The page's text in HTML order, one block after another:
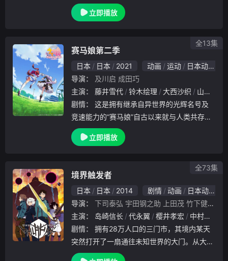
现在不知为何不去上学了。而且，每天晚上都
睡不着觉。有一天，小光第一次在夜里没告诉
立即播放
赛马娘第二季
日本 日本 2021 动画 运动
日本动漫
导演：
及川启 成田巧
主演：
藤井雪代 铃木绘理 大西沙织
山本希望
剧情：
竞速能力的“赛马娘”自古以来就与人类共存的
世界的故事。从乡下转学到都市的特雷森学园
的jijikB.com赛马娘·特别周，和同班同学们一
立即播放
全13集
境界触发者
日本 日本 2014 剧情 动画
日本动漫
导演：
下司泰弘 宇田钢之助 上田茂 竹下健一
主演：
岛崎信长 代永翼 樱井孝宏 中村悠一
剧情：
突然打开了一扇通往未知世界的大门。从大门
的另一端，被称为“近界民”的怪物蜂拥而出。
全73集